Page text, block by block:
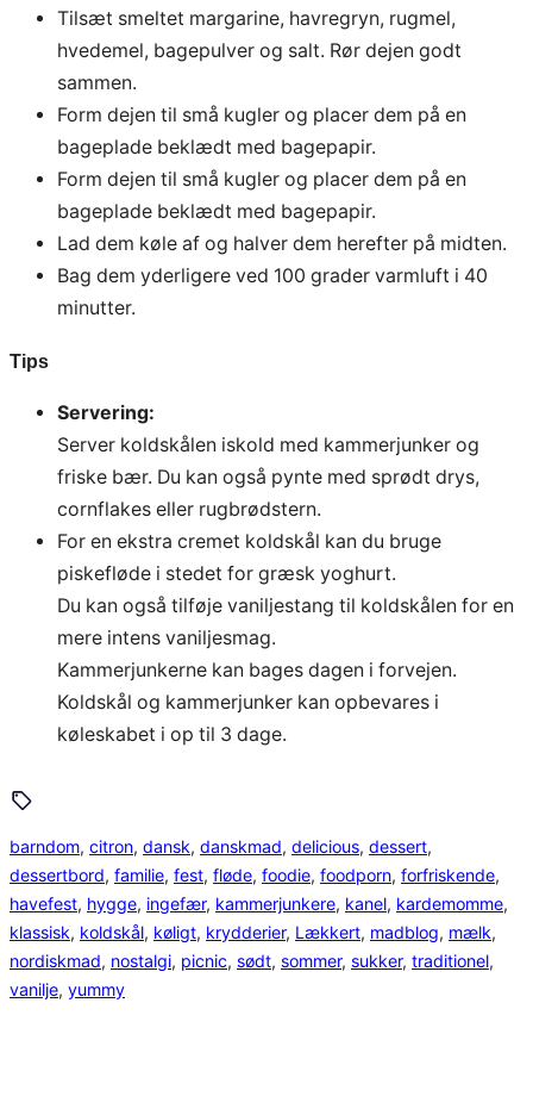
Tilsæt smeltet margarine, havregryn, rugmel,
hvedemel, bagepulver og salt. Rør dejen godt
sammen.
Form dejen til små kugler og placer dem på en
bageplade beklædt med bagepapir.
Form dejen til små kugler og placer dem på en
bageplade beklædt med bagepapir.
Lad dem køle af og halver dem herefter på midten.
Bag dem yderligere ved 100 grader varmluft i 40
minutter.
Tips
Servering:
Server koldskålen iskold med kammerjunker og
friske bær. Du kan også pynte med sprødt drys,
cornflakes eller rugbrødstern.
For en ekstra cremet koldskål kan du bruge
piskefløde i stedet for græsk yoghurt.
Du kan også tilføje vaniljestang til koldskålen for en
mere intens vaniljesmag.
Kammerjunkerne kan bages dagen i forvejen.
Koldskål og kammerjunker kan opbevares i
køleskabet i op til 3 dage.
barndom, citron, dansk, danskmad, delicious, dessert
dessertbord, familie, fest, fløde, foodie, foodporn, forfriskende
havefest, hygge, ingefær, kammerjunkere, kanel, kardemomme
klassisk, koldskål, køligt, krydderier, Lækkert, madblog, mælk
nordiskmad, nostalgi, picnic, sødt, sommer, sukker, traditionel
vanilje, yummy